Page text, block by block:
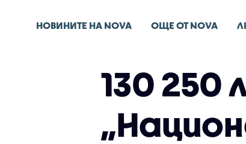
НОВИНИТЕ НА NOVA ОЩЕ ОТ NOVA
130 250